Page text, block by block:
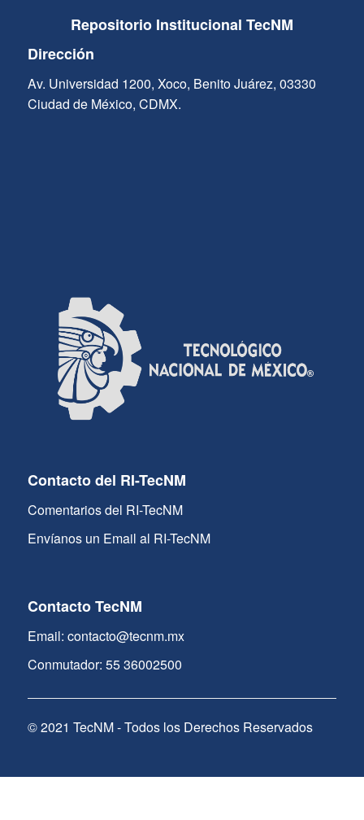
Repositorio Institucional TecNM
Dirección
Av. Universidad 1200, Xoco, Benito Juárez, 03330
Ciudad de México, CDMX.
Contacto del RI-TecNM
Comentarios del RI-TecNM
Envíanos un Email al RI-TecNM
Contacto TecNM
Email: contacto@tecnm.mx
Conmutador: 55 36002500
© 2021 TecNM - Todos los Derechos Reservados